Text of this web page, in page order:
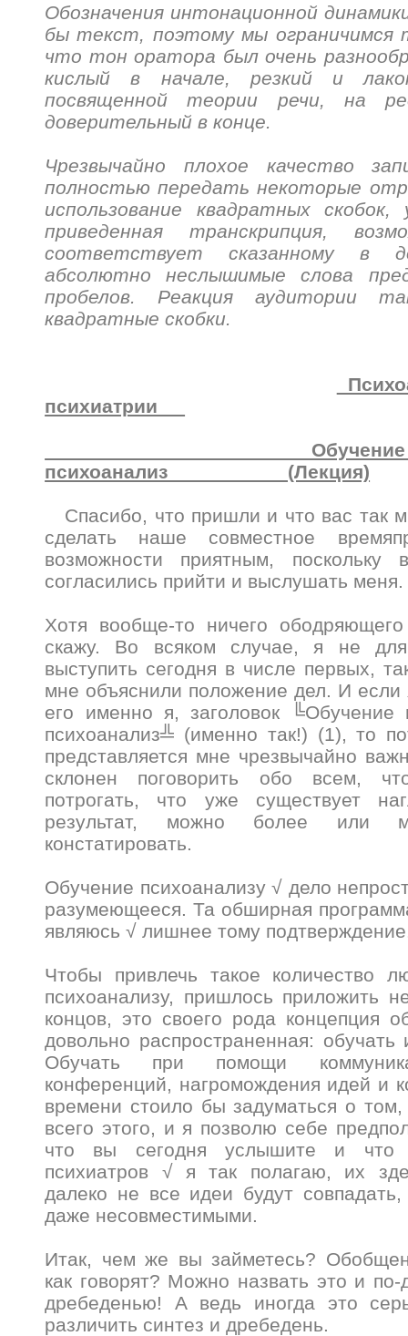
Обозначения интонационной
бы текст, поэтому мы
что тон оратора был очень
кислый в начале, резкий и
посвященной теории речи, на
доверительный в конце.
Чрезвычайно плохое качество
полностью передать некоторые
использование квадратных
приведенная транскрипция,
соответствует сказанному в
абсолютно неслышимые слова
пробелов. Реакция аудитории
квадратные скобки.
психиатрии
Обучение
психоанализ (Лекция)
Спасибо, что пришли и что вас так
сделать наше совместное
возможности приятным,
согласились прийти и выслушать
Хотя вообще-то ничего
скажу. Во всяком случае, я не для
выступить сегодня в числе первых,
мне объяснили положение дел. И
его именно я, заголовок ╚Обучение
психоанализ╩ (именно так!) (1), то
представляется мне чрезвычайно
склонен поговорить обо всем,
потрогать, что уже существует
результат, можно более или
констатировать.
Обучение психоанализу √ дело
разумеющееся. Та обширная
являюсь √ лишнее тому
Чтобы привлечь такое количество
психоанализу, пришлось приложить
концов, это своего рода концепция
довольно распространенная:
Обучать при помощи
конференций, нагромождения идей и
времени стоило бы задуматься о том,
всего этого, и я позволю себе
что вы сегодня услышите и что
психиатров √ я так полагаю, их
далеко не все идеи будут
даже несовместимыми.
Итак, чем же вы займетесь?
как говорят? Можно назвать это и
дребеденью! А ведь иногда это
различить синтез и дребедень.